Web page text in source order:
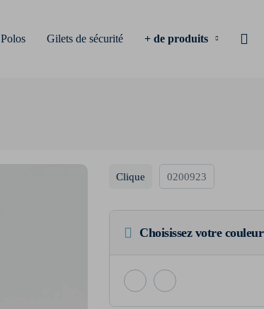
Polos Gilets de sécurité + de produits
Clique 0200923
Choisissez votre couleur